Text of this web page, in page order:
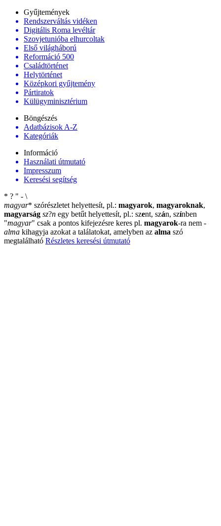
Gyűjtemények
Rendszerváltás vidéken
Digitális Roma levéltár
Szovjetunióba elhurcoltak
Első világháború
Reformáció 500
Családtörténet
Helytörténet
Középkori gyűjtemény
Pártiratok
Külügyminisztérium
Böngészés
Adatbázisok A-Z
Kategóriák
Információ
Használati útmutató
Impresszum
Keresési segítség
* ? " - \
magyar* szórészletet helyettesít, pl.: magyarok, magyaroknak,
magyarság sz?n egy betűt helyettesít, pl.: szent, szán, színben
"magyar" csak a pontos kifejezésre keres pl. magyarok-ra nem -
alma kihagyja azokat a találatokat, amelyben az alma szó
megtalálható Részletes keresési útmutató